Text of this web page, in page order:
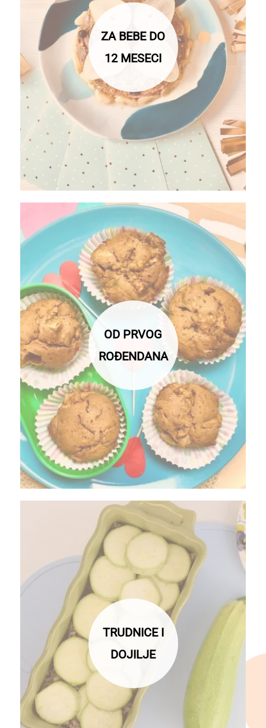
ZA BEBE DO
12 MESECI
OD PRVOG
ROĐENDANA
TRUDNICE I
DOJILJE